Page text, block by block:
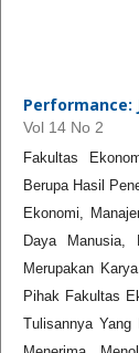
Performance:
Vol 14 No 2
Fakultas
Berupa Hasil
Ekonomi,
Daya Manusia,
Merupakan
Pihak Fakultas
Tulisannya